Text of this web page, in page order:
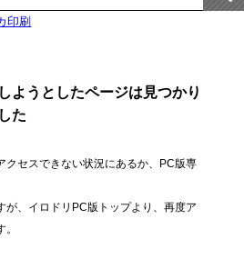
印刷
ようとしたページは見つかり
た
クセスできない状況にあるか、PC版専
が、イロドリPC版トップより、再度ア